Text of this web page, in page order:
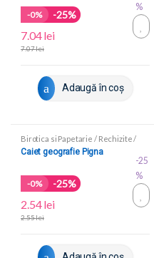
-0% -25%
7.04lei
7.07lei
Adaugă în coș
%
Birotica si Papetarie / Rechizite/
Caiete scolare
Caiet geografie Pigna
-0% -25%
2.54lei
2.55lei
-25
%